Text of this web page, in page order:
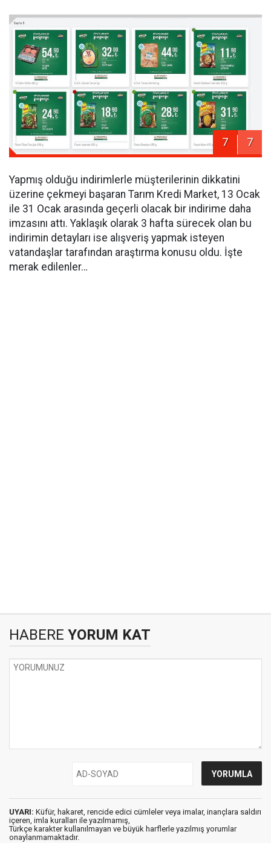
7 7
Yapmış olduğu indirimlerle müşterilerinin dikkatini
üzerine çekmeyi başaran Tarım Kredi Market, 13 Ocak
ile 31 Ocak arasında geçerli olacak bir indirime daha
imzasını attı. Yaklaşık olarak 3 hafta sürecek olan bu
indirimin detayları ise alışveriş yapmak isteyen
vatandaşlar tarafından araştırma konusu oldu. İşte
merak edilenler…
HABERE YORUM KAT
UYARI: Küfür, hakaret, rencide edici cümleler veya imalar, inançlara saldırı
içeren, imla kuralları ile yazılmamış,
Türkçe karakter kullanılmayan ve büyük harflerle yazılmış yorumlar
onaylanmamaktadır.